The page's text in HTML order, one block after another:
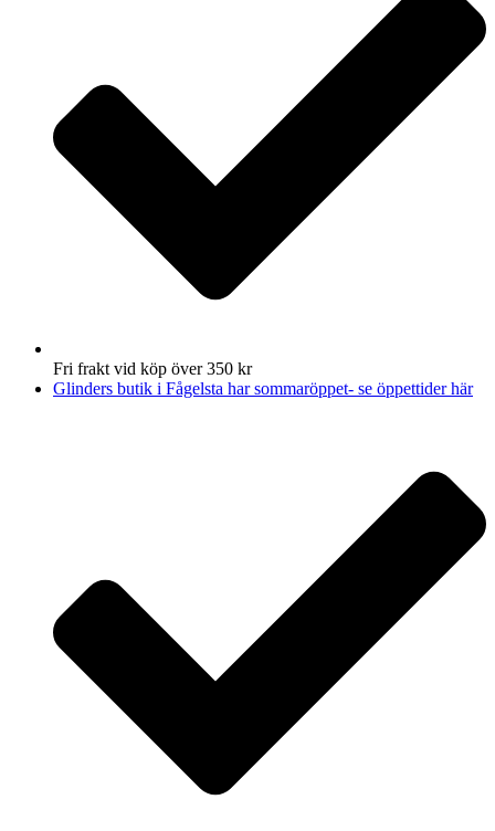
Fri frakt vid köp över 350 kr
Glinders butik i Fågelsta har sommaröppet- se öppettider här